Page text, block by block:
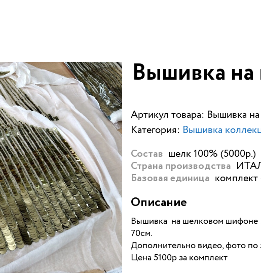
Вышивка на
Артикул товара: Вышивка
Категория: Вышивка
Состав шелк 100% (5000р.)
Страна производства
Базовая единица комплект
Описание
Вышивка на шелковом
70см.
Дополнительно видео, фото по
Цена 5100р за комплект